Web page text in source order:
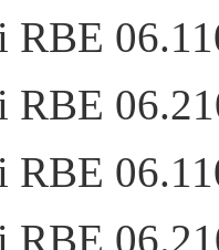
RBE
RBE
RBE
RBE